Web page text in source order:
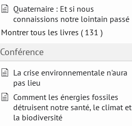
Quaternaire : Et si nous
connaissions notre lointain passé
Montrer tous les livres ( 131 )
Conférence
La crise environnementale n'aura
pas lieu
Comment les énergies fossiles
détruisent notre santé, le climat et
la biodiversité